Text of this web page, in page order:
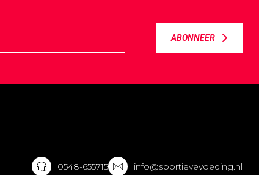
ABONNEER
0548-655715 info@sportievevoeding.nl